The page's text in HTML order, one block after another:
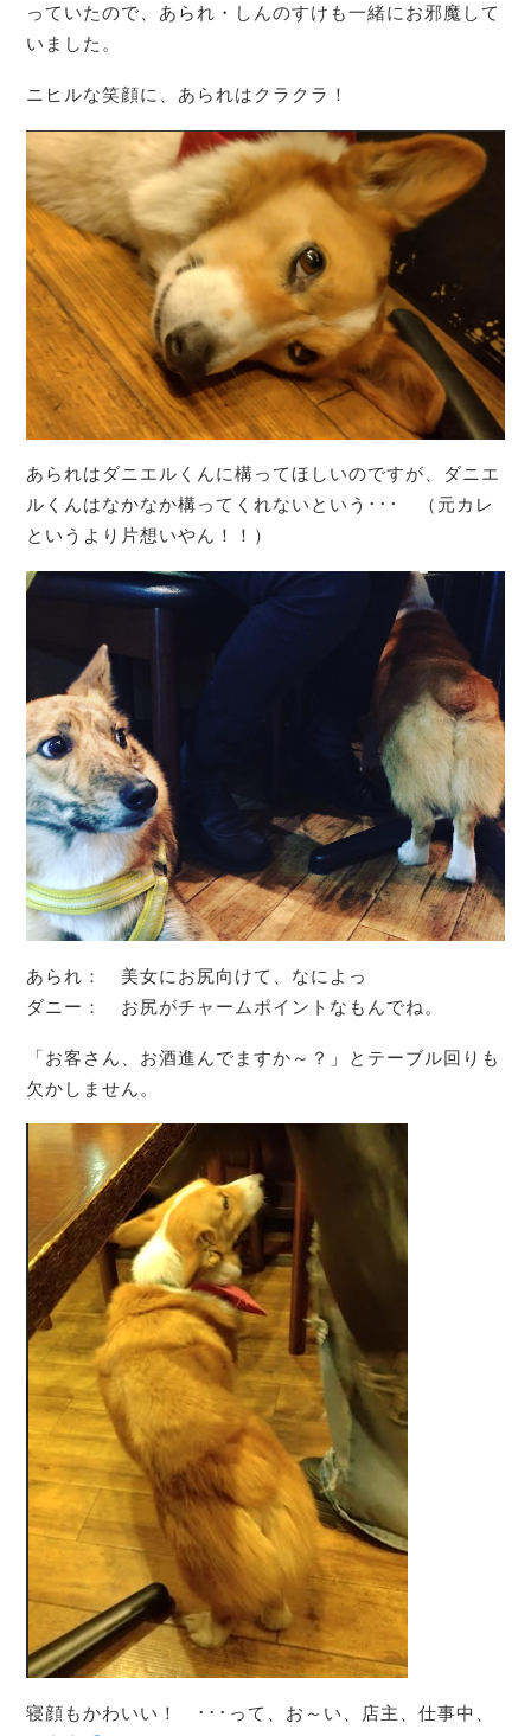
っていたので、あられ・しんのすけも一緒にお邪魔して
いました。
ニヒルな笑顔に、あられはクラクラ！
あられはダニエルくんに構ってほしいのですが、ダニエ
ルくんはなかなか構ってくれないという･･･ （元カレ
というより片想いやん！！）
あられ： 美女にお尻向けて、なによっ
ダニー： お尻がチャームポイントなもんでね。
「お客さん、お酒進んでますか～？」とテーブル回りも
欠かしません。
寝顔もかわいい！ ･･･って、お～い、店主、仕事中、